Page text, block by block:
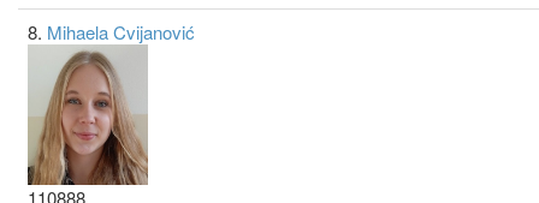
8. Mihaela Cvijanović
110888